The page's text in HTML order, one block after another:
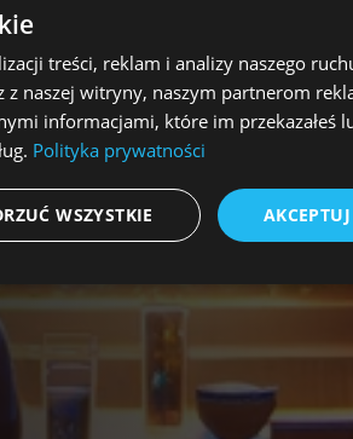
treści, reklam i analizy naszego
naszej witryny, naszym partnerom
informacjami, które im przekazałeś
Polityka prywatności
WSZYSTKIE
w jaki sposób odwiedzający korzystają ze strony,
do bezpośredniej identyfikacji konkretnego